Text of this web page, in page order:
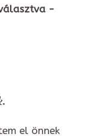
-
el önnek